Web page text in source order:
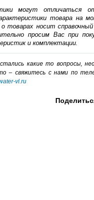
могут отличаться
товара на
товарах носит
просим Вас при
и комплектации.
какие то вопросы,
– cвяжитесь с нами по
vl.ru